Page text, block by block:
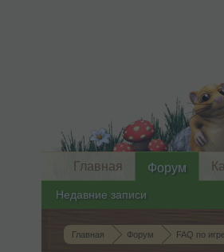
Главная Форум FAQ по игре
Главная Форум
Недавние записи